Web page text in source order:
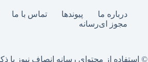
درباره ما پیوندها تماس با ما
مجوز ای‌رسانه
© استفاده از محتوای رسانه انصاف نیوز با